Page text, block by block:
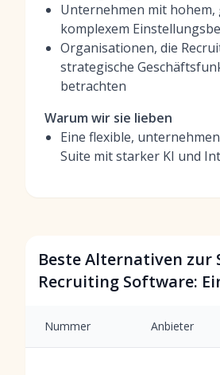
Unternehmen mit hohem,
komplexem
Organisationen, die
strategische
betrachten
Warum wir sie lieben
Eine flexible,
Suite mit starker KI und
Beste Alternativen zur
Recruiting Software:
Nummer Anbieter